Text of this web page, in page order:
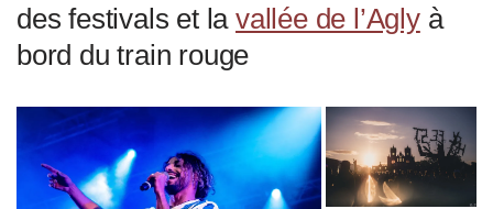
des festivals et lavallée de l’Aglyà
bord du train rouge